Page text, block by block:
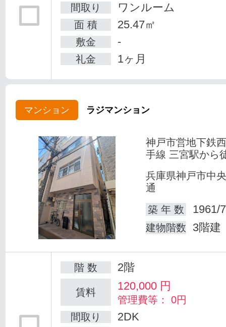
間取り
ワンルーム
面 積 25.47㎡
敷金 -
礼金 1ヶ月
マンション ラジマンション
神戸市営地下鉄
手線 三宮駅から
兵庫県神戸市中
通
築 年 数
1961/
建物階数 3階建
階 数 2階
賃料 120,000 円
管理費等： 0円
間取り
2DK